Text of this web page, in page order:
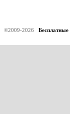
©2009-2026 Бесплатные